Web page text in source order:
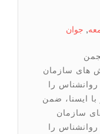
را
ضمن
را